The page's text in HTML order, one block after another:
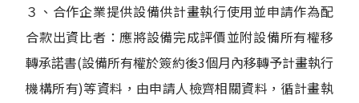
３、合作企業提供設備供計畫執行使用並申請作為配
合款出資比者：應將設備完成評價並附設備所有權移
轉承諾書(設備所有權於簽約後3個月內移轉予計畫執行
機構所有)等資料，由申請人檢齊相關資料，循計畫執